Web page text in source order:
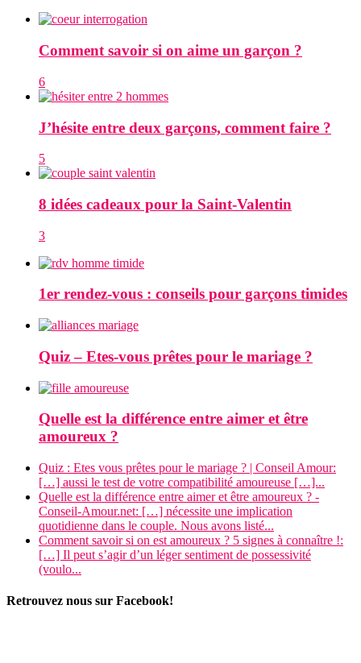
Comment savoir si on aime un garçon ?
6
J’hésite entre deux garçons, comment faire ?
5
8 idées cadeaux pour la Saint-Valentin
3
1er rendez-vous : conseils pour garçons timides
Quiz – Etes-vous prêtes pour le mariage ?
Quelle est la différence entre aimer et être
amoureux ?
Quiz : Etes vous prêtes pour le mariage ? | Conseil Amour:
[…] aussi le test de votre compatibilité amoureuse […]...
Quelle est la différence entre aimer et être amoureux ? -
Conseil-Amour.net: […] nécessite une implication
quotidienne dans le couple. Nous avons listé...
Comment savoir si on est amoureux ? 5 signes à connaître !:
[…] Il peut s’agir d’un léger sentiment de possessivité
(voulo...
Retrouvez nous sur Facebook!